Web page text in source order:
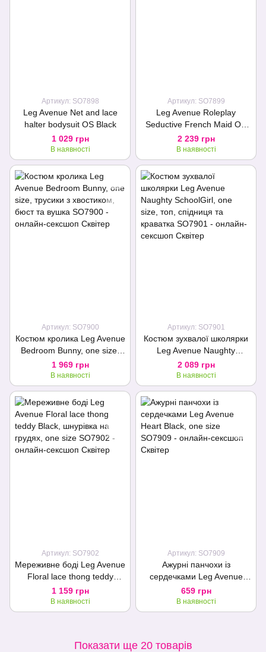
Артикул: SO7898
Leg Avenue Net and lace
halter bodysuit OS Black
1 029 грн
В наявності
Артикул: SO7899
Leg Avenue Roleplay
Seductive French Maid OS
White/Black
2 239 грн
В наявності
Артикул: SO7900
Костюм кролика Leg Avenue
Bedroom Bunny, one size,
трусики з хвостиком, бюст
та вушка
1 969 грн
В наявності
Артикул: SO7901
Костюм зухвалої школярки
Leg Avenue Naughty
SchoolGirl, one size, топ,
спідниця та краватка
2 089 грн
В наявності
Артикул: SO7902
Мереживне боді Leg Avenue
Floral lace thong teddy
Black, шнурівка на грудях,
one size
1 159 грн
В наявності
Артикул: SO7909
Ажурні панчохи із
сердечками Leg Avenue
Heart Black, one size
659 грн
В наявності
Показати ще 20 товарів